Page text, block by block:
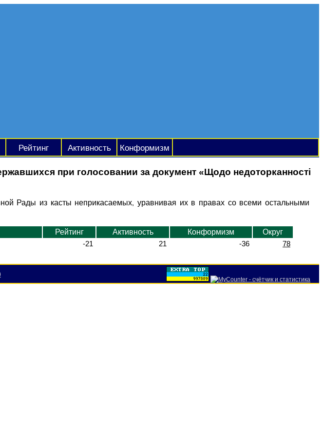
Рейтинг Активность Конформизм
при голосовании за документ «Щодо недоторканності
Рады из касты неприкасаемых, уравнивая их в правах со всеми остальными
Рейтинг Активность Конформизм
Округ
-21 21 -36 78